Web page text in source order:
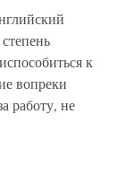
к
вопреки
работу, не